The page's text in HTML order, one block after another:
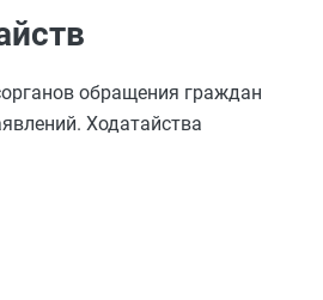
обращения граждан
Ходатайства